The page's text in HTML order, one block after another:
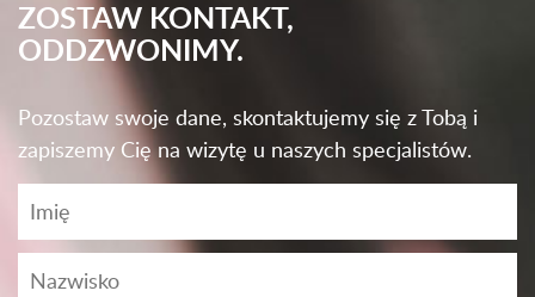
ZOSTAW KONTAKT,
ODDZWONIMY.
Pozostaw swoje dane, skontaktujemy się z Tobą i
zapiszemy Cię na wizytę u naszych specjalistów.